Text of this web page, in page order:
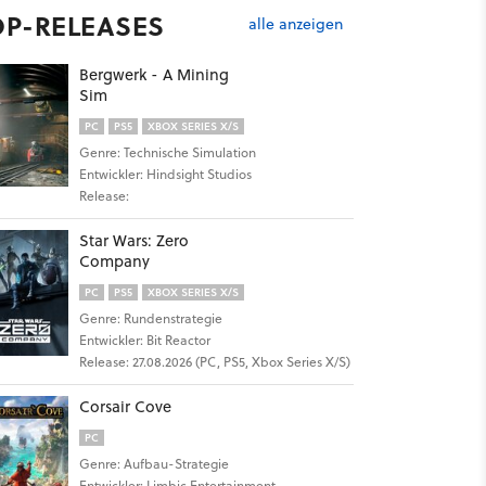
RELEASES alle anzeigen
Bergwerk - A Mining
Sim
PC PS5 XBOX SERIES X/S
Genre: Technische Simulation
Entwickler: Hindsight Studios
Release:
Star Wars: Zero
Company
PC PS5 XBOX SERIES X/S
Genre: Rundenstrategie
Entwickler: Bit Reactor
Release: 27.08.2026 (PC, PS5, Xbox Series X/S)
Corsair Cove
PC
Genre: Aufbau-Strategie